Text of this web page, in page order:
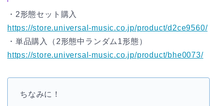
・2形態セット購入
https://store.universal-music.co.jp/product/d2ce9560/
・単品購入（2形態中ランダム1形態）
https://store.universal-music.co.jp/product/bhe0073/
ちなみに！